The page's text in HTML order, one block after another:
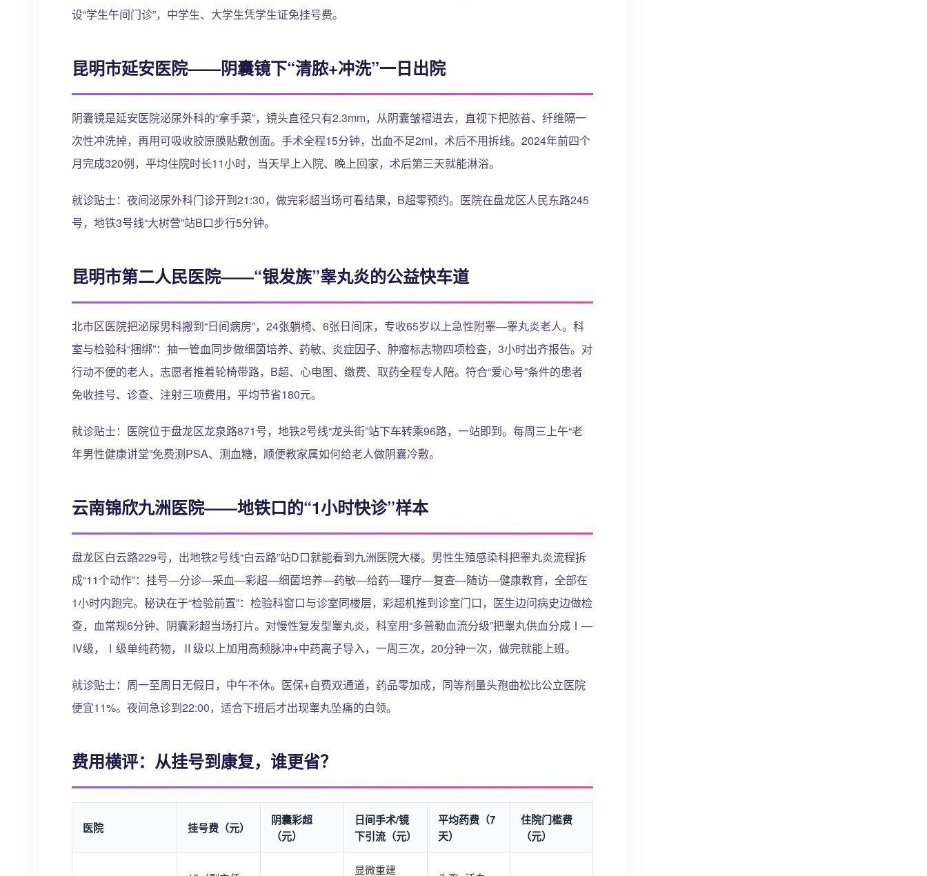
设“学生午间门诊”，中学生、大学生凭学生证免挂号费。
昆明市延安医院——阴囊镜下“清脓+冲洗”一日出院
阴囊镜是延安医院泌尿外科的“拿手菜”，镜头直径只有2.3mm，从阴囊皱褶进去，直视下把脓苔、纤维隔一
次性冲洗掉，再用可吸收胶原膜贴敷创面。手术全程15分钟，出血不足2ml，术后不用拆线。2024年前四个
月完成320例，平均住院时长11小时，当天早上入院、晚上回家，术后第三天就能淋浴。
就诊贴士：夜间泌尿外科门诊开到21:30，做完彩超当场可看结果，B超零预约。医院在盘龙区人民东路245
号，地铁3号线“大树营”站B口步行5分钟。
昆明市第二人民医院——“银发族”睾丸炎的公益快车道
北市区医院把泌尿男科搬到“日间病房”，24张躺椅、6张日间床，专收65岁以上急性附睾—睾丸炎老人。科
室与检验科“捆绑”：抽一管血同步做细菌培养、药敏、炎症因子、肿瘤标志物四项检查，3小时出齐报告。对
行动不便的老人，志愿者推着轮椅带路，B超、心电图、缴费、取药全程专人陪。符合“爱心号”条件的患者
免收挂号、诊查、注射三项费用，平均节省180元。
就诊贴士：医院位于盘龙区龙泉路871号，地铁2号线“龙头街”站下车转乘96路，一站即到。每周三上午“老
年男性健康讲堂”免费测PSA、测血糖，顺便教家属如何给老人做阴囊冷敷。
云南锦欣九洲医院——地铁口的“1小时快诊”样本
盘龙区白云路229号，出地铁2号线“白云路”站D口就能看到九洲医院大楼。男性生殖感染科把睾丸炎流程拆
成“11个动作”：挂号—分诊—采血—彩超—细菌培养—药敏—给药—理疗—复查—随访—健康教育，全部在
1小时内跑完。秘诀在于“检验前置”：检验科窗口与诊室同楼层，彩超机推到诊室门口，医生边问病史边做检
查，血常规6分钟、阴囊彩超当场打片。对慢性复发型睾丸炎，科室用“多普勒血流分级”把睾丸供血分成Ⅰ—
Ⅳ级，Ⅰ级单纯药物，Ⅱ级以上加用高频脉冲+中药离子导入，一周三次，20分钟一次，做完就能上班。
就诊贴士：周一至周日无假日，中午不休。医保+自费双通道，药品零加成，同等剂量头孢曲松比公立医院
便宜11%。夜间急诊到22:00，适合下班后才出现睾丸坠痛的白领。
费用横评：从挂号到康复，谁更省？
医院 挂号费（元）
阴囊彩超
（元）
日间手术/镜
下引流（元）
平均药费（7
天）
住院门槛费
（元）
显微重建